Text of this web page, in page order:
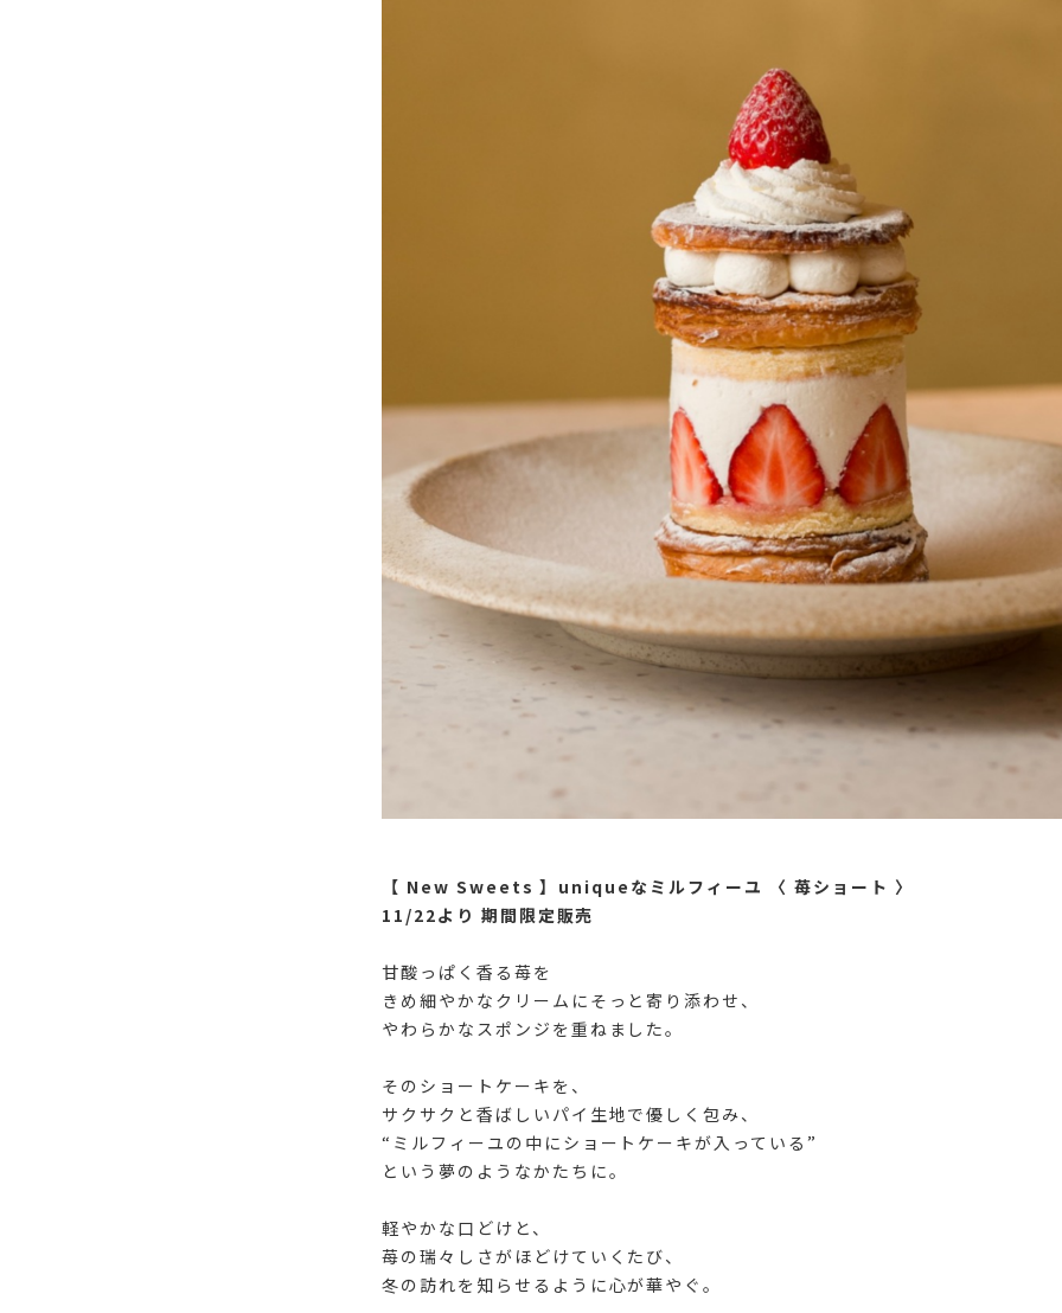
【 New Sweets 】uniqueなミルフィーユ 〈 苺ショート 〉
11/22より 期間限定販売
甘酸っぱく香る苺を
きめ細やかなクリームにそっと寄り添わせ、
やわらかなスポンジを重ねました。
そのショートケーキを、
サクサクと香ばしいパイ生地で優しく包み、
“ミルフィーユの中にショートケーキが入っている”
という夢のようなかたちに。
軽やかな口どけと、
苺の瑞々しさがほどけていくたび、
冬の訪れを知らせるように心が華やぐ。